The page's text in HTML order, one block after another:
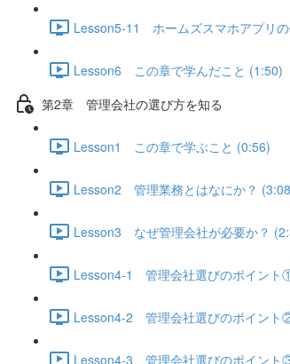
Lesson5-11 ホームズスマホアプリ
Lesson6 この章で学んだこと (1:50)
第2章 管理会社の選び方を知る
Lesson1 この章で学ぶこと (0:56)
Lesson2 管理業務とはなにか？
Lesson3 なぜ管理会社が必要か？
Lesson4-1 管理会社選びのポイント
Lesson4-2 管理会社選びのポイント
Lesson4-3 管理会社選びのポイント